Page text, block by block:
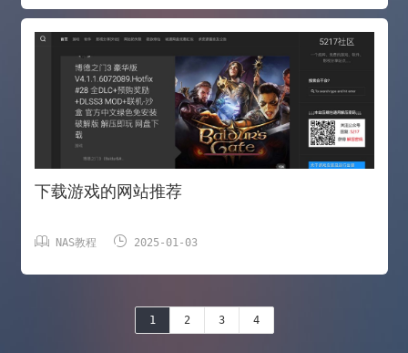
软碟通 U盘（8G以上） 安装 基本可以无人值守，本人安装
未踩到任何坑，直接安装成功 界面 桌面 应用商店 我的电
脑 设置
下载游戏的网站推荐
NAS教程  2025-01-03
1 2 3 4